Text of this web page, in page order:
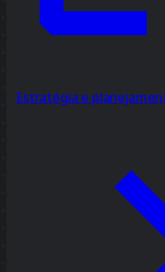
Estratégia e